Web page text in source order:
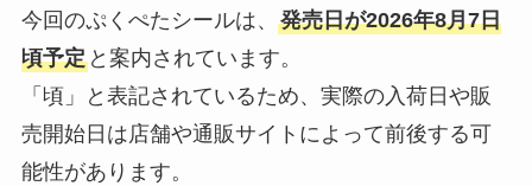
今回のぷくぺたシールは、 発売日が2026年8月7日
頃予定と案内されています。
「頃」と表記されているため、実際の入荷日や販
売開始日は店舗や通販サイトによって前後する可
能性があります。